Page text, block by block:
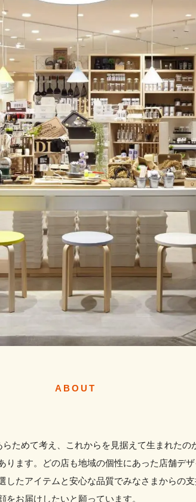
ABOUT
ためて考え、これからを見据えて生まれたの
ります。どの店も地域の個性にあった店舗デ
したアイテムと安心な品質でみなさまからの
お届けしたいと願っています。